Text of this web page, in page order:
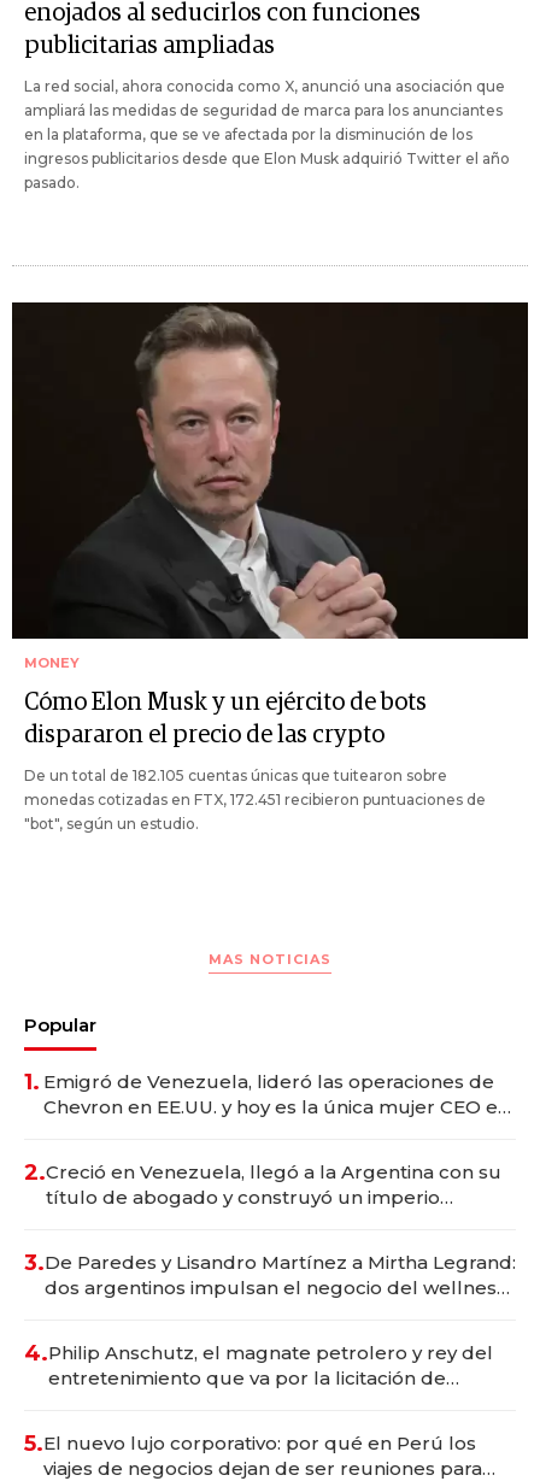
enojados al seducirlos con funciones
publicitarias ampliadas
La red social, ahora conocida como X, anunció una asociación que
ampliará las medidas de seguridad de marca para los anunciantes
en la plataforma, que se ve afectada por la disminución de los
ingresos publicitarios desde que Elon Musk adquirió Twitter el año
pasado.
MONEY
Cómo Elon Musk y un ejército de bots
dispararon el precio de las crypto
De un total de 182.105 cuentas únicas que tuitearon sobre
monedas cotizadas en FTX, 172.451 recibieron puntuaciones de
"bot", según un estudio.
MAS NOTICIAS
Popular
1. Emigró de Venezuela, lideró las operaciones de
Chevron en EE.UU. y hoy es la única mujer CEO en
2.Creció en Venezuela, llegó a la Argentina con su
título de abogado y construyó un imperio
3.De Paredes y Lisandro Martínez a Mirtha Legrand:
dos argentinos impulsan el negocio del wellness
4.Philip Anschutz, el magnate petrolero y rey del
entretenimiento que va por la licitación de
5.El nuevo lujo corporativo: por qué en Perú los
viajes de negocios dejan de ser reuniones para